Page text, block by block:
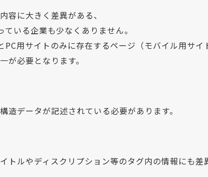
容に大きく差異がある、
いる企業も少なくありません。
用サイトのみに存在するページ（モバイル用サイ
が必要となります。
データが記述されている必要があります。
ルやディスクリプション等のタグ内の情報にも差